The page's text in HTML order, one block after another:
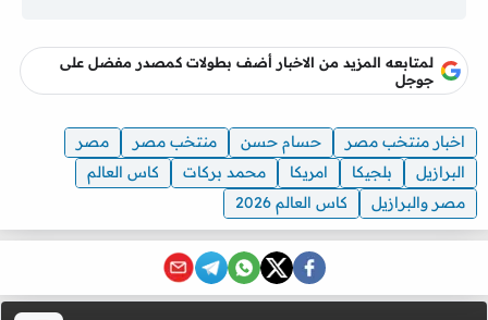
لمتابعه المزيد من الاخبار أضف بطولات كمصدر مفضل على
جوجل
اخبار منتخب مصر حسام حسن منتخب مصر
مصر
البرازيل
بلجيكا امريكا محمد بركات
كاس العالم
مصر والبرازيل
كاس العالم 2026